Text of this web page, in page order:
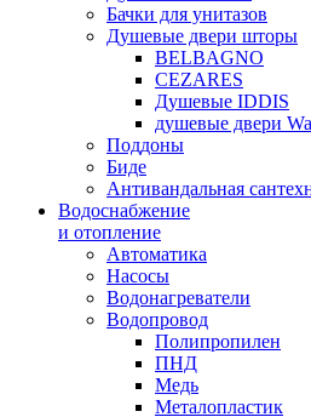
Бачки для унитазов
Душевые двери шторы
BELBAGNO
CEZARES
Душевые IDDIS
душевые двери
Поддоны
Биде
Антивандальная
Водоснабжение
и отопление
Автоматика
Насосы
Водонагреватели
Водопровод
Полипропилен
ПНД
Медь
Металопластик